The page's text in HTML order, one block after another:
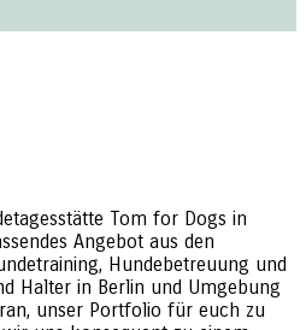
Tom for Dogs in
Angebot aus den
Hundebetreuung und
Halter in Berlin und Umgebung
unser Portfolio für euch zu